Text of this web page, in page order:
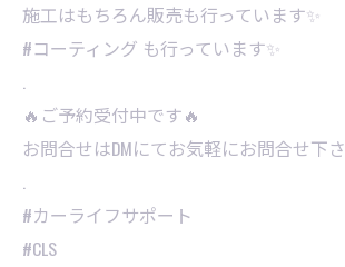
施工はもちろん販売も行っています✨
#コーティング も行っています✨
.
🔥ご予約受付中です🔥
お問合せはDMにてお気軽にお問合せ下
.
#カーライフサポート
#CLS